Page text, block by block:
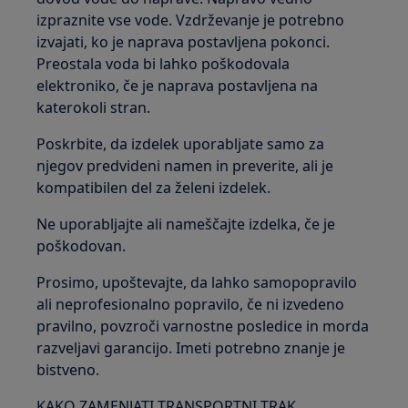
izpraznite vse vode. Vzdrževanje je potrebno
izvajati, ko je naprava postavljena pokonci.
Preostala voda bi lahko poškodovala
elektroniko, če je naprava postavljena na
katerokoli stran.
Poskrbite, da izdelek uporabljate samo za
njegov predvideni namen in preverite, ali je
kompatibilen del za želeni izdelek.
Ne uporabljajte ali nameščajte izdelka, če je
poškodovan.
Prosimo, upoštevajte, da lahko samopopravilo
ali neprofesionalno popravilo, če ni izvedeno
pravilno, povzroči varnostne posledice in morda
razveljavi garancijo. Imeti potrebno znanje je
bistveno.